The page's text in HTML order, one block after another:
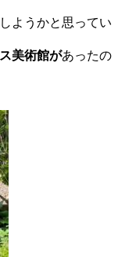
ようかと思ってい
美術館があったの